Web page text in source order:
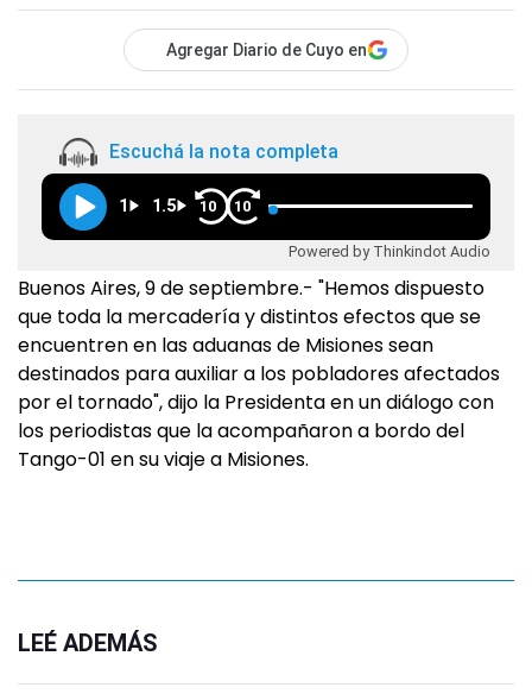
Agregar Diario de Cuyo en
Escuchá la nota completa
1 1.5 10 10
Powered by Thinkindot Audio
Buenos Aires, 9 de septiembre.- "Hemos dispuesto
que toda la mercadería y distintos efectos que se
encuentren en las aduanas de Misiones sean
destinados para auxiliar a los pobladores afectados
por el tornado", dijo la Presidenta en un diálogo con
los periodistas que la acompañaron a bordo del
Tango-01 en su viaje a Misiones.
LEÉ ADEMÁS